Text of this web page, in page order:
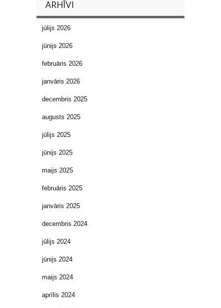
ARHĪVI
jūlijs 2026
jūnijs 2026
februāris 2026
janvāris 2026
decembris 2025
augusts 2025
jūlijs 2025
jūnijs 2025
maijs 2025
februāris 2025
janvāris 2025
decembris 2024
jūlijs 2024
jūnijs 2024
maijs 2024
aprīlis 2024